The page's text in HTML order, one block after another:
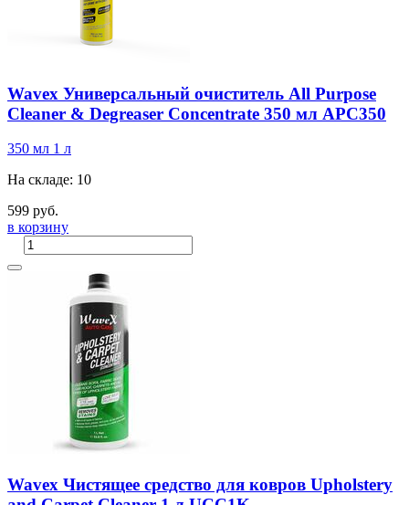
Wavex Универсальный очиститель All Purpose
Cleaner & Degreaser Concentrate 350 мл APC350
350 мл 1 л
На складе: 10
599 руб.
в корзину
Wavex Чистящее средство для ковров Upholstery